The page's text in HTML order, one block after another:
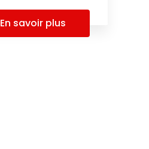
En savoir plus